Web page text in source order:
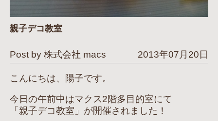
親子デコ教室
Post by 株式会社 macs 2013年07月20日
こんにちは、陽子です。
今日の午前中はマクス2階多目的室にて
「親子デコ教室」が開催されました！